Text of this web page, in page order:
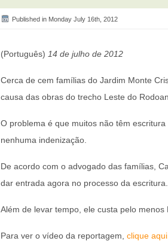
Published in Monday July 16th, 2012
(Português) 14 de julho de 2012
Cerca de cem famílias do Jardim Monte
causa das obras do trecho Leste do
O problema é que muitos não têm
nenhuma indenização.
De acordo com o advogado das famílias,
dar entrada agora no processo da escritura.
Além de levar tempo, ele custa pelo menos
Para ver o vídeo da reportagem, clique aqui.